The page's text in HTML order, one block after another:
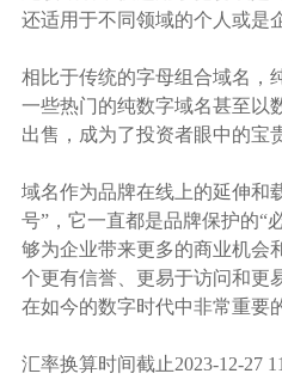
还适用于不同领域的个人或是
相比于传统的字母组合域名，
一些热门的纯数字域名甚至以
出售，成为了投资者眼中的宝
域名作为品牌在线上的延伸和
号”，它一直都是品牌保护的“
够为企业带来更多的商业机会
个更有信誉、更易于访问和更
在如今的数字时代中非常重要
汇率换算时间截止2023-12-27